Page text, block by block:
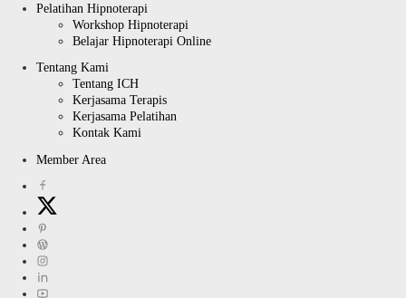
Pelatihan Hipnoterapi
Workshop Hipnoterapi
Belajar Hipnoterapi Online
Tentang Kami
Tentang ICH
Kerjasama Terapis
Kerjasama Pelatihan
Kontak Kami
Member Area